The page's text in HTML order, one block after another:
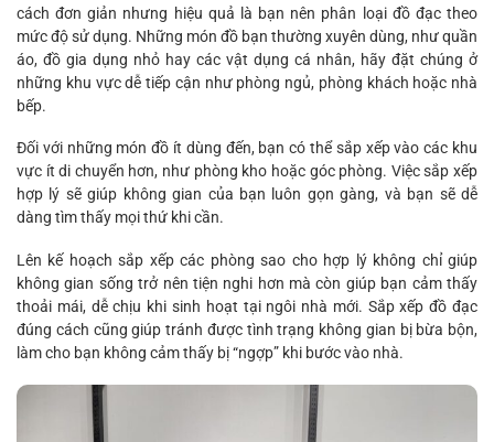
cách đơn giản nhưng hiệu quả là bạn nên phân loại đồ đạc theo
mức độ sử dụng. Những món đồ bạn thường xuyên dùng, như quần
áo, đồ gia dụng nhỏ hay các vật dụng cá nhân, hãy đặt chúng ở
những khu vực dễ tiếp cận như phòng ngủ, phòng khách hoặc nhà
bếp.
Đối với những món đồ ít dùng đến, bạn có thể sắp xếp vào các khu
vực ít di chuyển hơn, như phòng kho hoặc góc phòng. Việc sắp xếp
hợp lý sẽ giúp không gian của bạn luôn gọn gàng, và bạn sẽ dễ
dàng tìm thấy mọi thứ khi cần.
Lên kế hoạch sắp xếp các phòng sao cho hợp lý không chỉ giúp
không gian sống trở nên tiện nghi hơn mà còn giúp bạn cảm thấy
thoải mái, dễ chịu khi sinh hoạt tại ngôi nhà mới. Sắp xếp đồ đạc
đúng cách cũng giúp tránh được tình trạng không gian bị bừa bộn,
làm cho bạn không cảm thấy bị “ngợp” khi bước vào nhà.